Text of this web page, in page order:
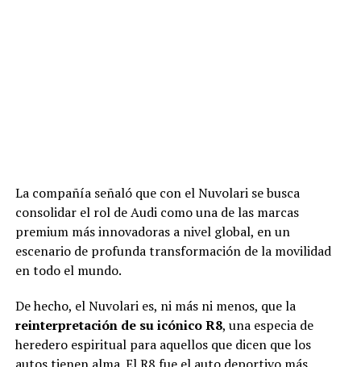
La compañía señaló que con el Nuvolari se busca
consolidar el rol de Audi como una de las marcas
premium más innovadoras a nivel global, en un
escenario de profunda transformación de la movilidad
en todo el mundo.
De hecho, el Nuvolari es, ni más ni menos, que la
reinterpretación de su icónico R8, una especia de
heredero espiritual para aquellos que dicen que los